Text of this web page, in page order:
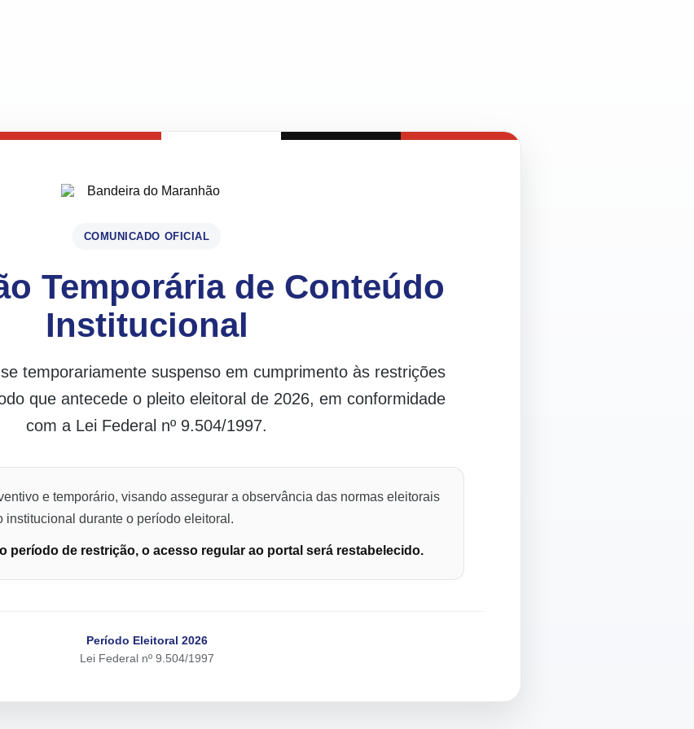
COMUNICADO OFICIAL
Temporária de Conteúdo
Institucional
temporariamente suspenso em cumprimento às restrições
que antecede o pleito eleitoral de 2026, em conformidade
com a Lei Federal nº 9.504/1997.
e temporário, visando assegurar a observância das normas eleitorais
institucional durante o período eleitoral.
período de restrição, o acesso regular ao portal será restabelecido.
Período Eleitoral 2026
Lei Federal nº 9.504/1997